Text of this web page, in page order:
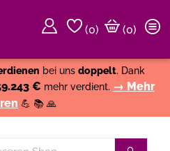
(0)
(0)
bei uns doppelt. Dank
€ mehr verdient. → Mehr
💪 📚 🙏